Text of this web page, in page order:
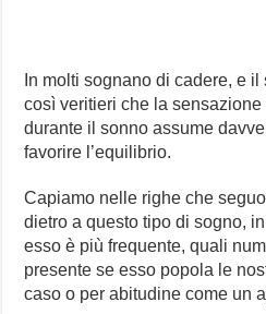
In molti sognano di cadere, e
così veritieri che la
durante il sonno assume
favorire l’equilibrio.
Capiamo nelle righe che
dietro a questo tipo di sogno,
esso è più frequente, quali
presente se esso popola le
caso o per abitudine come un